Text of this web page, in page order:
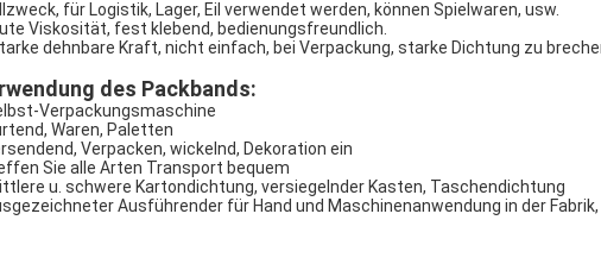
für Logistik, Lager, Eil verwendet werden, können Spielwaren, usw.
Viskosität, fest klebend, bedienungsfreundlich.
dehnbare Kraft, nicht einfach, bei Verpackung, starke Dichtung zu
des Packbands:
Verpackungsmaschine
Waren, Paletten
Verpacken, wickelnd, Dekoration ein
Sie alle Arten Transport bequem
u. schwere Kartondichtung, versiegelnder Kasten, Taschendichtung
Ausführender für Hand und Maschinenanwendung in der